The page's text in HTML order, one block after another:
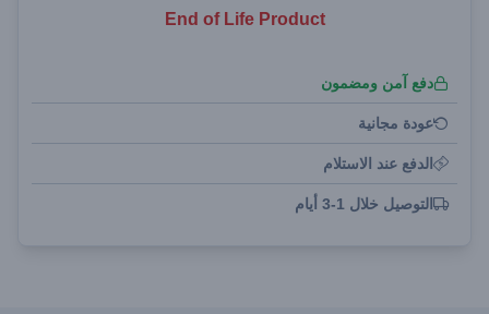
End of Life Product
دفع آمن ومضمون
عودة مجانية
الدفع عند الاستلام
التوصيل خلال 1-3 أيام